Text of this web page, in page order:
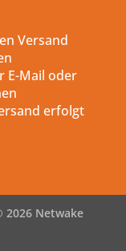
Versand
E-Mail oder
erfolgt
Netwake